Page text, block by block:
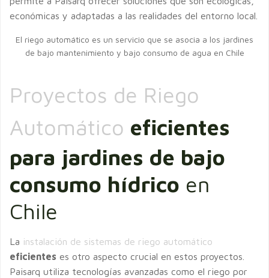
económicas y adaptadas a las realidades del entorno local.
El riego automático es un servicio que se asocia a los jardines
de bajo mantenimiento y bajo consumo de agua en Chile
Proyectos de Riego
Automático eficientes
para jardines de bajo
consumo hídrico en
Chile
La instalación de sistemas de riego automático
eficientes es otro aspecto crucial en estos proyectos.
Paisarq utiliza tecnologías avanzadas como el riego por